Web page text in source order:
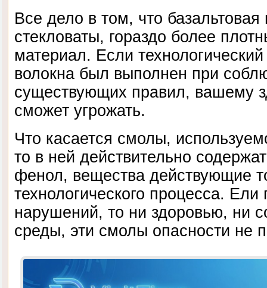
Все дело в том, что базальтовая
стекловаты, гораздо более
материал. Если
волокна был выполнен при
существующих правил, вашему
сможет угрожать.
Что касается смолы,
то в ней действительно
фенол, вещества действующие
технологического процесса.
нарушений, то ни здоровью, ни
среды, эти смолы опасности не